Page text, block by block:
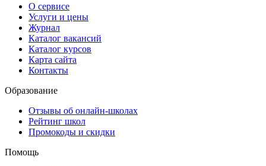
О сервисе
Услуги и цены
Журнал
Каталог вакансий
Каталог курсов
Карта сайта
Контакты
Образование
Отзывы об онлайн-школах
Рейтинг школ
Промокоды и скидки
Помощь